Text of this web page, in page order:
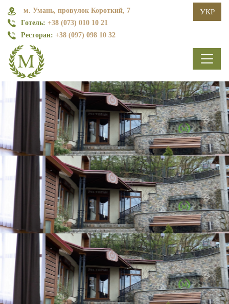
м. Умань, провулок Короткий, 7
Готель: +38 (073) 010 10 21
Ресторан: +38 (097) 098 10 32
УКР